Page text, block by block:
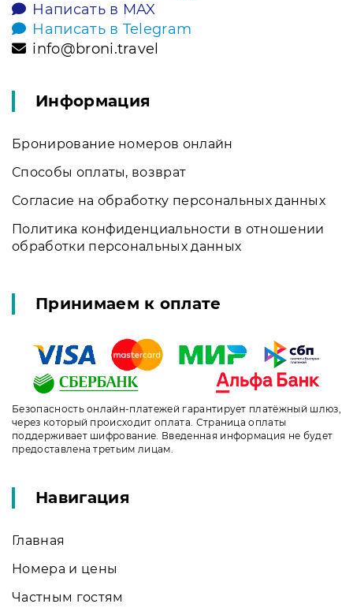
Написать в MAX
Написать в Telegram
info@broni.travel
Информация
Бронирование номеров онлайн
Способы оплаты, возврат
Согласие на обработку персональных данных
Политика конфиденциальности в отношении
обработки персональных данных
Принимаем к оплате
Безопасность онлайн-платежей гарантирует платёжный шлюз,
через который происходит оплата. Страница оплаты
поддерживает шифрование. Введенная информация не будет
предоставлена третьим лицам.
Навигация
Главная
Номера и цены
Частным гостям